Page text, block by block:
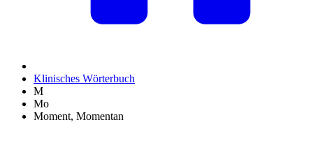
Klinisches Wörterbuch
M
Mo
Moment, Momentan